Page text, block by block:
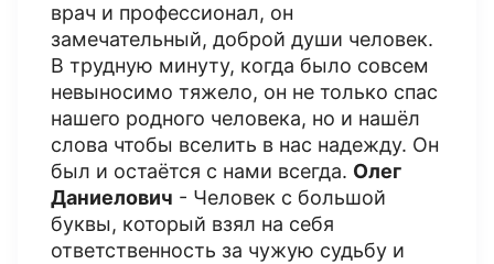
врач и профессионал, он
замечательный, доброй души человек.
В трудную минуту, когда было совсем
невыносимо тяжело, он не только спас
нашего родного человека, но и нашёл
слова чтобы вселить в нас надежду. Он
был и остаётся с нами всегда. Олег
Даниелович - Человек с большой
буквы, который взял на себя
ответственность за чужую судьбу и